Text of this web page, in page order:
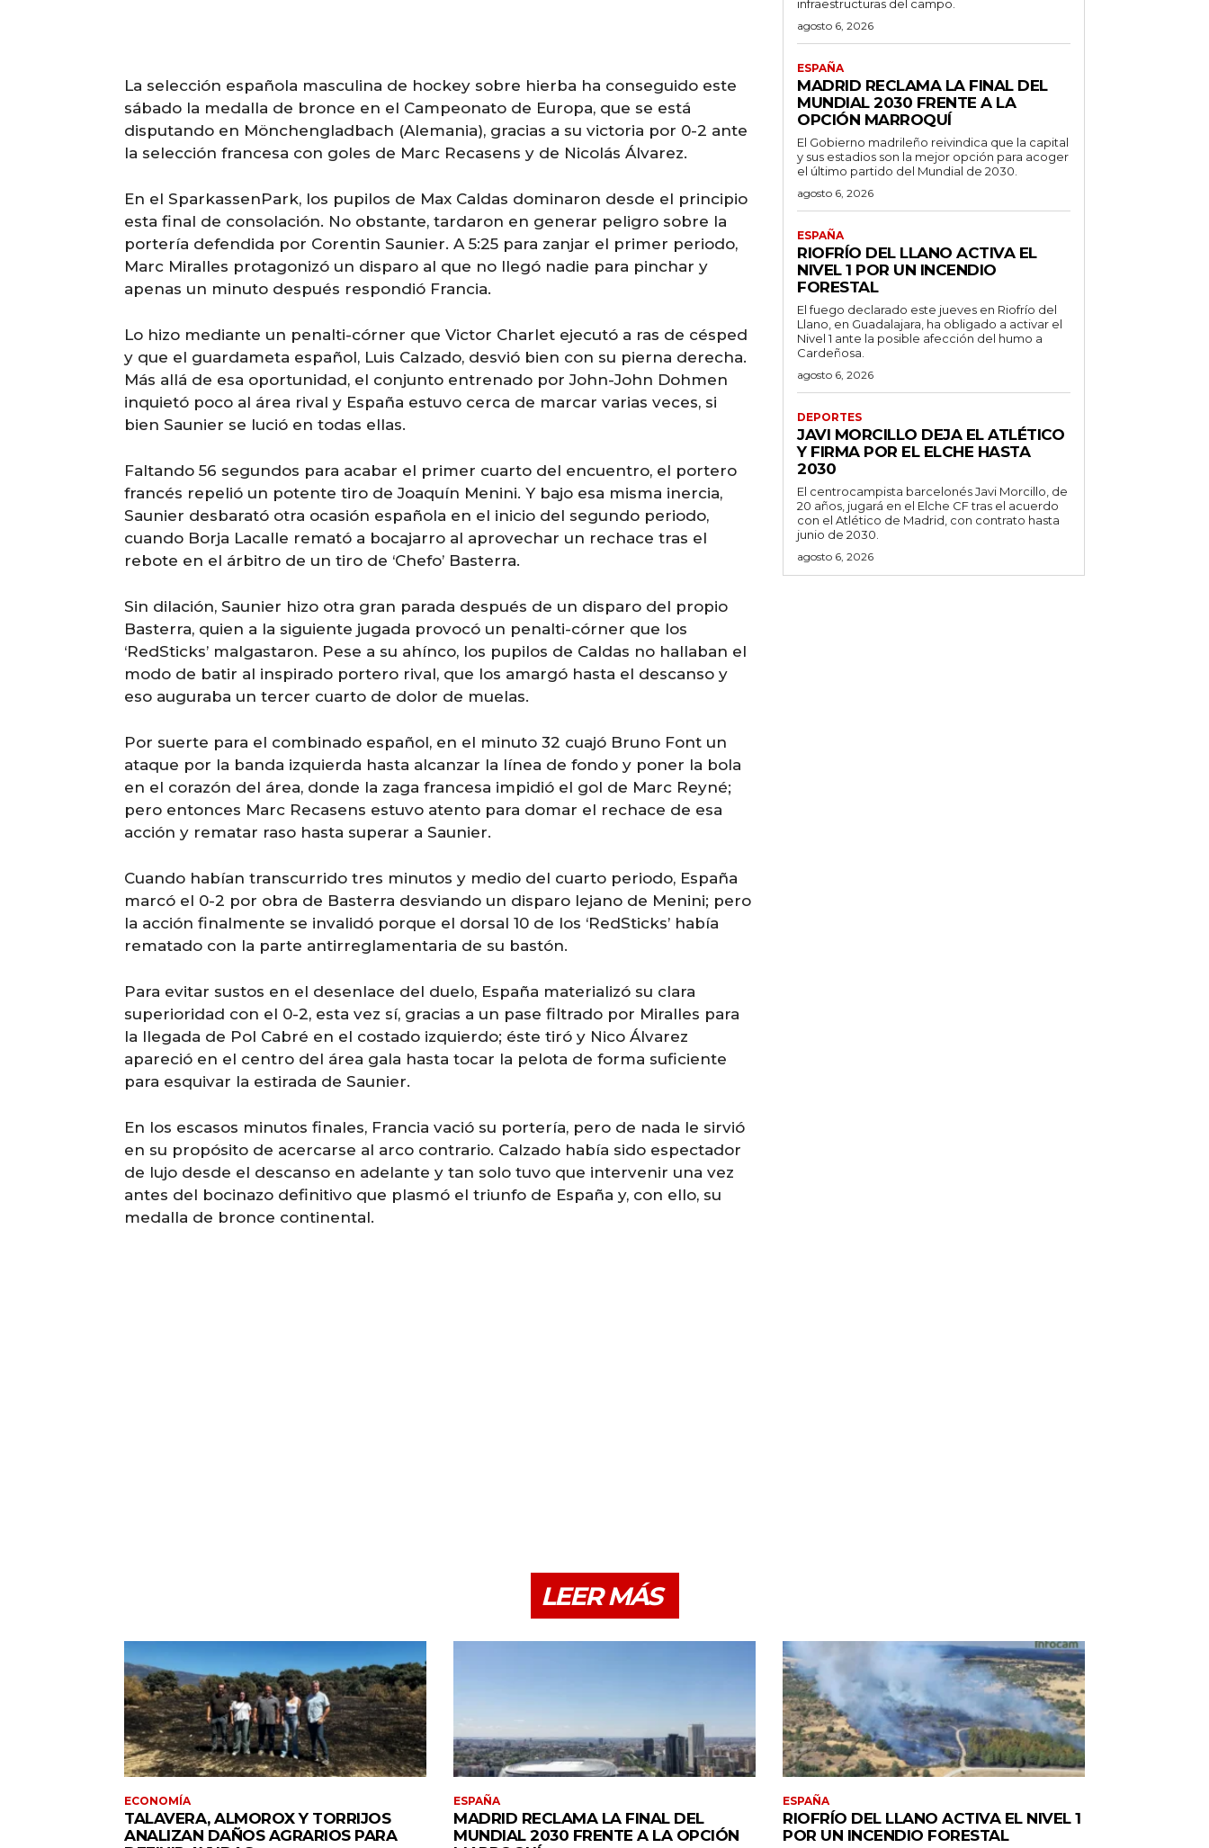
La selección española masculina de hockey sobre hierba ha conseguido este
sábado la medalla de bronce en el Campeonato de Europa, que se está
disputando en Mönchengladbach (Alemania), gracias a su victoria por 0-2 ante
la selección francesa con goles de Marc Recasens y de Nicolás Álvarez.
En el SparkassenPark, los pupilos de Max Caldas dominaron desde el principio
esta final de consolación. No obstante, tardaron en generar peligro sobre la
portería defendida por Corentin Saunier. A 5:25 para zanjar el primer periodo,
Marc Miralles protagonizó un disparo al que no llegó nadie para pinchar y
apenas un minuto después respondió Francia.
Lo hizo mediante un penalti-córner que Victor Charlet ejecutó a ras de césped
y que el guardameta español, Luis Calzado, desvió bien con su pierna derecha.
Más allá de esa oportunidad, el conjunto entrenado por John-John Dohmen
inquietó poco al área rival y España estuvo cerca de marcar varias veces, si
bien Saunier se lució en todas ellas.
Faltando 56 segundos para acabar el primer cuarto del encuentro, el portero
francés repelió un potente tiro de Joaquín Menini. Y bajo esa misma inercia,
Saunier desbarató otra ocasión española en el inicio del segundo periodo,
cuando Borja Lacalle remató a bocajarro al aprovechar un rechace tras el
rebote en el árbitro de un tiro de ‘Chefo’ Basterra.
Sin dilación, Saunier hizo otra gran parada después de un disparo del propio
Basterra, quien a la siguiente jugada provocó un penalti-córner que los
‘RedSticks’ malgastaron. Pese a su ahínco, los pupilos de Caldas no hallaban el
modo de batir al inspirado portero rival, que los amargó hasta el descanso y
eso auguraba un tercer cuarto de dolor de muelas.
Por suerte para el combinado español, en el minuto 32 cuajó Bruno Font un
ataque por la banda izquierda hasta alcanzar la línea de fondo y poner la bola
en el corazón del área, donde la zaga francesa impidió el gol de Marc Reyné;
pero entonces Marc Recasens estuvo atento para domar el rechace de esa
acción y rematar raso hasta superar a Saunier.
Cuando habían transcurrido tres minutos y medio del cuarto periodo, España
marcó el 0-2 por obra de Basterra desviando un disparo lejano de Menini; pero
la acción finalmente se invalidó porque el dorsal 10 de los ‘RedSticks’ había
rematado con la parte antirreglamentaria de su bastón.
Para evitar sustos en el desenlace del duelo, España materializó su clara
superioridad con el 0-2, esta vez sí, gracias a un pase filtrado por Miralles para
la llegada de Pol Cabré en el costado izquierdo; éste tiró y Nico Álvarez
apareció en el centro del área gala hasta tocar la pelota de forma suficiente
para esquivar la estirada de Saunier.
En los escasos minutos finales, Francia vació su portería, pero de nada le sirvió
en su propósito de acercarse al arco contrario. Calzado había sido espectador
de lujo desde el descanso en adelante y tan solo tuvo que intervenir una vez
antes del bocinazo definitivo que plasmó el triunfo de España y, con ello, su
medalla de bronce continental.
infraestructuras del campo.
agosto 6, 2026
ESPAÑA
MADRID RECLAMA LA FINAL DEL
MUNDIAL 2030 FRENTE A LA
OPCIÓN MARROQUÍ
El Gobierno madrileño reivindica que la capital
y sus estadios son la mejor opción para acoger
el último partido del Mundial de 2030.
agosto 6, 2026
ESPAÑA
RIOFRÍO DEL LLANO ACTIVA EL
NIVEL 1 POR UN INCENDIO
FORESTAL
El fuego declarado este jueves en Riofrío del
Llano, en Guadalajara, ha obligado a activar el
Nivel 1 ante la posible afección del humo a
Cardeñosa.
agosto 6, 2026
DEPORTES
JAVI MORCILLO DEJA EL ATLÉTICO
Y FIRMA POR EL ELCHE HASTA
2030
El centrocampista barcelonés Javi Morcillo, de
20 años, jugará en el Elche CF tras el acuerdo
con el Atlético de Madrid, con contrato hasta
junio de 2030.
agosto 6, 2026
LEER MÁS
ECONOMÍA
TALAVERA, ALMOROX Y TORRIJOS
ANALIZAN DAÑOS AGRARIOS PARA
ESPAÑA
MADRID RECLAMA LA FINAL DEL
MUNDIAL 2030 FRENTE A LA OPCIÓN
ESPAÑA
RIOFRÍO DEL LLANO ACTIVA EL NIVEL 1
POR UN INCENDIO FORESTAL